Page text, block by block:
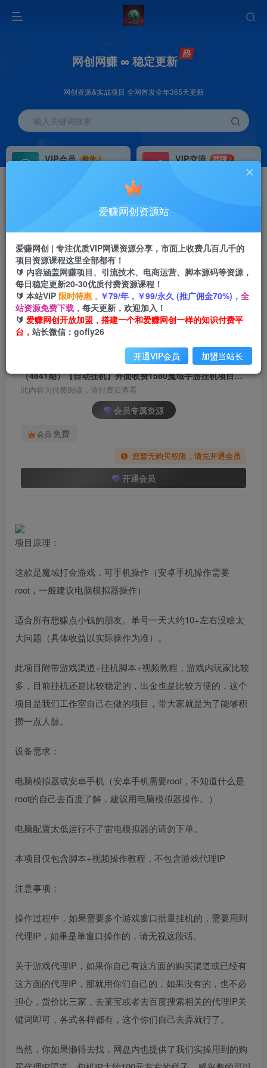
网创网赚 ∞ 稳定更新
网创资源&实战项目 全网首发全年365天更新
输入关键词搜索
VIP会员
抢先
VIP交流
群聊
研究探讨更多创业项目路子。
会员专属推广链接
首页 创业课程 会员专属 正文
（4841期）【自动挂机】外面收费1580魔域手游
挂机项目，号称单窗口10+【脚本+教程】
爱赚网创
2年前发布
关注 私信
（4841期）【自动挂机】外面收费1580魔域手游挂机项目，号称单窗口10+【脚本+教程】
此内容为付费阅读，请付费后查看
会员专属资源
会员 免费
您暂无购买权限，请先开通会员
开通会员
项目原理：
这款是魔域打金游戏，可手机操作（安卓手机操作需要
root，一般建议电脑模拟器操作）
适合所有想赚点小钱的朋友。单号一天大约10+左右没啥太
大问题（具体收益以实际操作为准）。
此项目附带游戏渠道+挂机脚本+视频教程，游戏内玩家比较
多，目前挂机还是比较稳定的，出金也是比较方便的，这个
项目是我们工作室自己在做的项目，带大家就是为了能够积
攒一点人脉。
设备需求：
电脑模拟器或安卓手机（安卓手机需要root，不知道什么是
root的自己去百度了解，建议用电脑模拟器操作。）
电脑配置太低运行不了雷电模拟器的请勿下单。
本项目仅包含脚本+视频操作教程，不包含游戏代理IP
注意事项：
操作过程中，如果需要多个游戏窗口批量挂机的，需要用到
代理IP，如果是单窗口操作的，请无视这段话。
关于游戏代理IP，如果你自己有这方面的购买渠道或已经有
这方面的代理IP，那就用你们自己的，如果没有的，也不必
担心，货价比三家，去某宝或者去百度搜索相关的代理IP关
键词即可，各式各样都有，这个你们自己去弄就行了。
当然，你如果懒得去找，网盘内也提供了我们实操用到的购
爱赚网创资源站
爱赚网创 | 专注优质VIP网课资源分享，市面上收费几百几千的
项目资源课程这里全部都有！
🔰 内容涵盖网赚项目、引流技术、电商运营、脚本源码等资源，
每日稳定更新20-30优质付费资源课程！
🔰 本站VIP 限时特惠， ￥79/年，￥99/永久 (推广佣金70%)， 全
站资源免费下载， 每天更新，欢迎加入！
🔰 爱赚网创开放加盟，搭建一个和爱赚网创一样的知识付费平
台， 站长微信：gofly26
开通VIP会员 加盟当站长